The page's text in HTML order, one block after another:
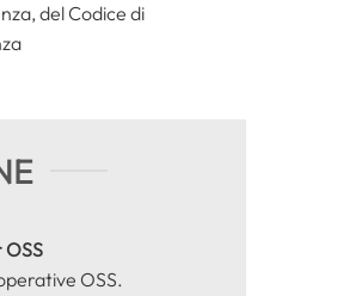
del Codice di
OSS.